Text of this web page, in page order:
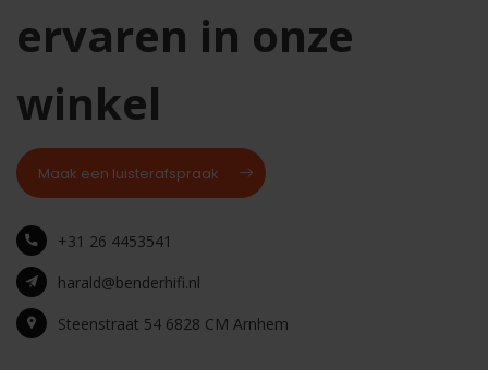
ervaren in onze
winkel
Maak een luisterafspraak
+31 26 4453541
harald@benderhifi.nl
Steenstraat 54 6828 CM Arnhem